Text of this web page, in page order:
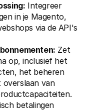
Integreer
in je Magento,
via de API's
Zet
op, inclusief het
het beheren
van
betalingen